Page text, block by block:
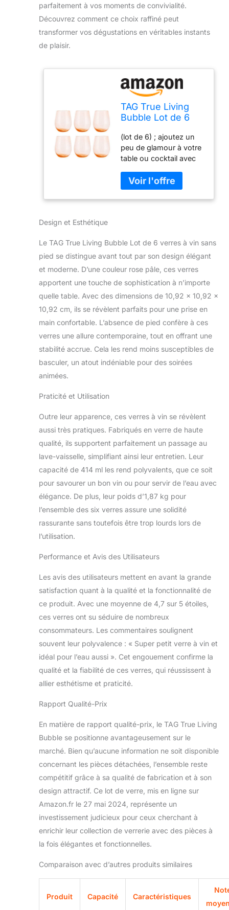
parfaitement à vos moments de convivialité.
Découvrez comment ce choix raffiné peut
transformer vos dégustations en véritables instants
de plaisir.
TAG True Living
Bubble Lot de 6
pied en verre
Rose pâle 414 ml
(lot de 6) ; ajoutez un
peu de glamour à votre
table ou cocktail avec
à vin sans pied rose
poudré ; conçus avec
des centaines de bulles
Fabriqué à la main à
partir d'un matériau en
verre de qualité ; passe
au lave-vaisselle dans
le panier Mesure
environ 10,9 x 9,5 x 9,5
cm et peut contenir
jusqu'à 400 ml de votre
servir du vin pour un
divertissement
décontracté ; un
protection ; prêt à offrir
facilement pour un
pendaison de
crémaillère ou d'autres
célébrations
Design et Esthétique
Le TAG True Living Bubble Lot de 6 verres à vin sans
pied se distingue avant tout par son design élégant
et moderne. D’une couleur rose pâle, ces verres
apportent une touche de sophistication à n’importe
quelle table. Avec des dimensions de 10,92 x 10,92 x
10,92 cm, ils se révèlent parfaits pour une prise en
main confortable. L’absence de pied confère à ces
verres une allure contemporaine, tout en offrant une
stabilité accrue. Cela les rend moins susceptibles de
basculer, un atout indéniable pour des soirées
animées.
Praticité et Utilisation
Outre leur apparence, ces verres à vin se révèlent
aussi très pratiques. Fabriqués en verre de haute
qualité, ils supportent parfaitement un passage au
lave-vaisselle, simplifiant ainsi leur entretien. Leur
capacité de 414 ml les rend polyvalents, que ce soit
pour savourer un bon vin ou pour servir de l’eau avec
élégance. De plus, leur poids d’1,87 kg pour
l’ensemble des six verres assure une solidité
rassurante sans toutefois être trop lourds lors de
l’utilisation.
Performance et Avis des Utilisateurs
Les avis des utilisateurs mettent en avant la grande
satisfaction quant à la qualité et la fonctionnalité de
ce produit. Avec une moyenne de 4,7 sur 5 étoiles,
ces verres ont su séduire de nombreux
consommateurs. Les commentaires soulignent
souvent leur polyvalence : « Super petit verre à vin et
idéal pour l’eau aussi ». Cet engouement confirme la
qualité et la fiabilité de ces verres, qui réussissent à
allier esthétisme et praticité.
Rapport Qualité-Prix
En matière de rapport qualité-prix, le TAG True Living
Bubble se positionne avantageusement sur le
marché. Bien qu’aucune information ne soit disponible
concernant les pièces détachées, l’ensemble reste
compétitif grâce à sa qualité de fabrication et à son
design attractif. Ce lot de verre, mis en ligne sur
Amazon.fr le 27 mai 2024, représente un
investissement judicieux pour ceux cherchant à
enrichir leur collection de verrerie avec des pièces à
la fois élégantes et fonctionnelles.
Comparaison avec d’autres produits similaires
Produit Capacité Caractéristiques